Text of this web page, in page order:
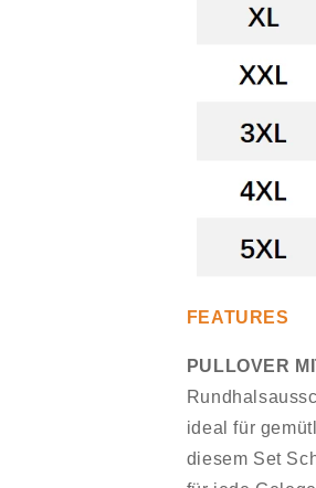
FEATURES
PULLOVER
ideal für
diesem Set